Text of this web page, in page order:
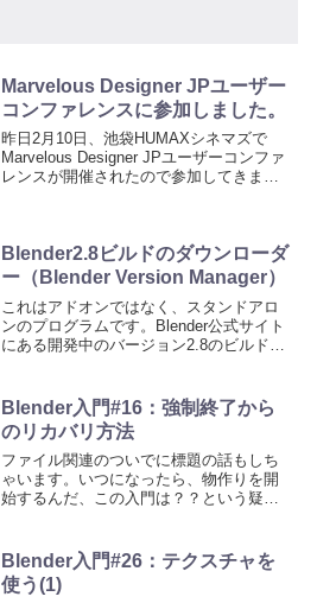
Marvelous Designer JPユーザー
コンファレンスに参加しました。
昨日2月10日、池袋HUMAXシネマズで
Marvelous Designer JPユーザーコンファ
レンスが開催されたので参加してきまし
Blender2.8ビルドのダウンローダ
ー（Blender Version Manager）
これはアドオンではなく、スタンドアロ
ンのプログラムです。Blender公式サイト
にある開発中のバージョン2.8のビルドの
きます。Blender 2.8の公式版がリリ...
Blender入門#16：強制終了から
のリカバリ方法
ファイル関連のついでに標題の話もしち
ゃいます。いつになったら、物作りを開
始するんだ、この入門は？？という疑問
験をしたことないかと思いますが、
Blenderもハード...
Blender入門#26：テクスチャを
使う(1)